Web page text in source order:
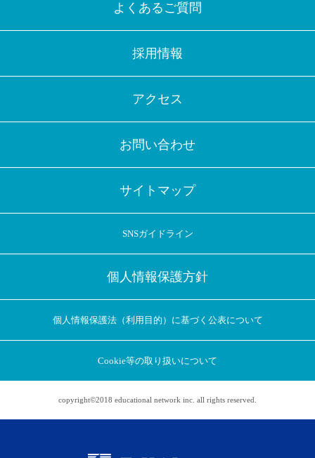
アプリに切り替えてみませんか
よくあるご質問
採用情報
アクセス
お問い合わせ
サイトマップ
SNSガイドライン
個人情報保護方針
個人情報保護法（利用目的）に基づく公表について
Cookie等の取り扱いについて
copyright©2018 educational network inc. all rights reserved.